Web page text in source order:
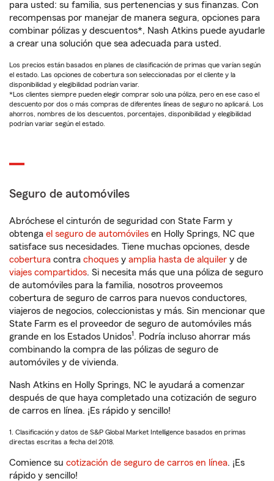
para usted: su familia, sus pertenencias y sus finanzas. Con
recompensas por manejar de manera segura, opciones para
combinar pólizas y descuentos*, Nash Atkins puede ayudarle
a crear una solución que sea adecuada para usted.
Los precios están basados en planes de clasificación de primas que varían según
el estado. Las opciones de cobertura son seleccionadas por el cliente y la
disponibilidad y elegibilidad podrían variar.
*Los clientes siempre pueden elegir comprar solo una póliza, pero en ese caso el
descuento por dos o más compras de diferentes líneas de seguro no aplicará. Los
ahorros, nombres de los descuentos, porcentajes, disponibilidad y elegibilidad
podrían variar según el estado.
Seguro de automóviles
Abróchese el cinturón de seguridad con State Farm y
obtenga el seguro de automóviles en Holly Springs, NC que
satisface sus necesidades. Tiene muchas opciones, desde
cobertura contra choques y amplia hasta de alquiler y de
viajes compartidos. Si necesita más que una póliza de seguro
de automóviles para la familia, nosotros proveemos
cobertura de seguro de carros para nuevos conductores,
viajeros de negocios, coleccionistas y más. Sin mencionar que
State Farm es el proveedor de seguro de automóviles más
grande en los Estados Unidos1. Podría incluso ahorrar más
combinando la compra de las pólizas de seguro de
automóviles y de vivienda.
Nash Atkins en Holly Springs, NC le ayudará a comenzar
después de que haya completado una cotización de seguro
de carros en línea. ¡Es rápido y sencillo!
1. Clasificación y datos de S&P Global Market Intelligence basados en primas
directas escritas a fecha del 2018.
Comience su cotización de seguro de carros en línea. ¡Es
rápido y sencillo!